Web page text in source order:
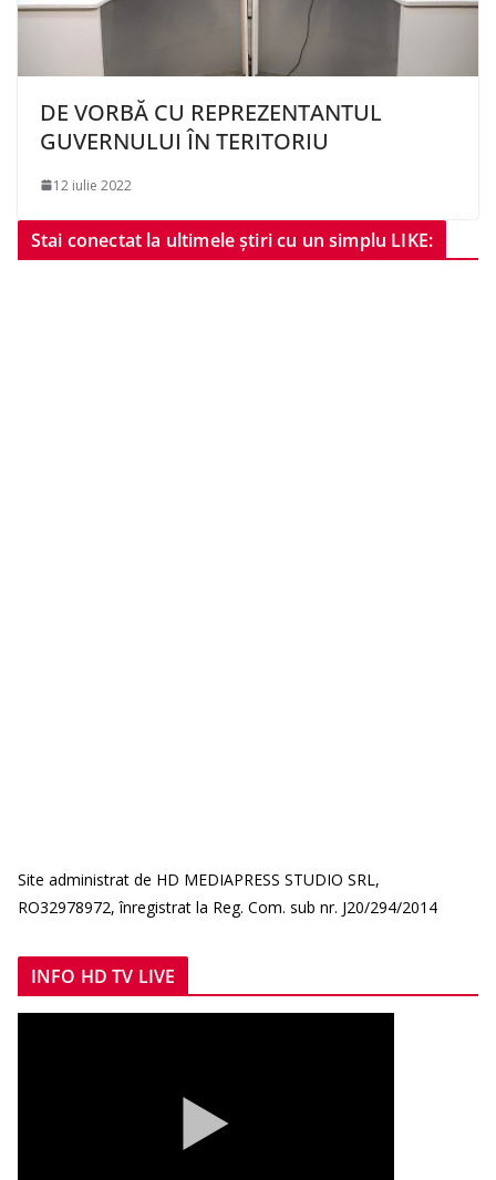
DE VORBĂ CU REPREZENTANTUL
GUVERNULUI ÎN TERITORIU
12 iulie 2022
Stai conectat la ultimele știri cu un simplu LIKE:
Site administrat de HD MEDIAPRESS STUDIO SRL,
RO32978972, înregistrat la Reg. Com. sub nr. J20/294/2014
INFO HD TV LIVE